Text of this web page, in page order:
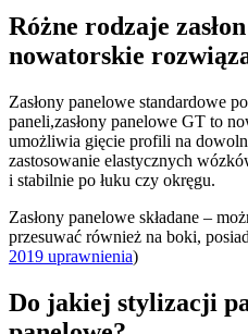
Różne rodzaje
nowatorskie
Zasłony panelowe standardowe
paneli,zasłony panelowe GT to
umożliwia gięcie profili na
zastosowanie elastycznych
i stabilnie po łuku czy okręgu.
Zasłony panelowe składane –
przesuwać również na boki,
2019 uprawnienia)
Do jakiej stylizacji